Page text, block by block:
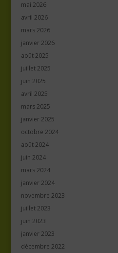
mai 2026
avril 2026
mars 2026
janvier 2026
août 2025
juillet 2025
juin 2025
avril 2025
mars 2025
janvier 2025
octobre 2024
août 2024
juin 2024
mars 2024
janvier 2024
novembre 2023
juillet 2023
juin 2023
janvier 2023
décembre 2022